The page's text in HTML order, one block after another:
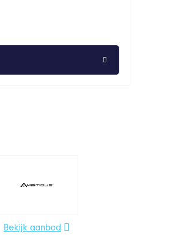
Bekijk aanbod